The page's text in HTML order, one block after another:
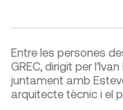
Entre les persones
GREC, dirigit per
juntament amb
arquitecte tècnic i el